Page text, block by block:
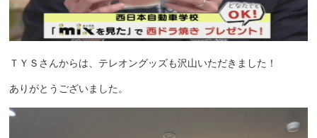
ＴＹＳさんからは、テレオングッズも沢山いただきました！
ありがとうございました。